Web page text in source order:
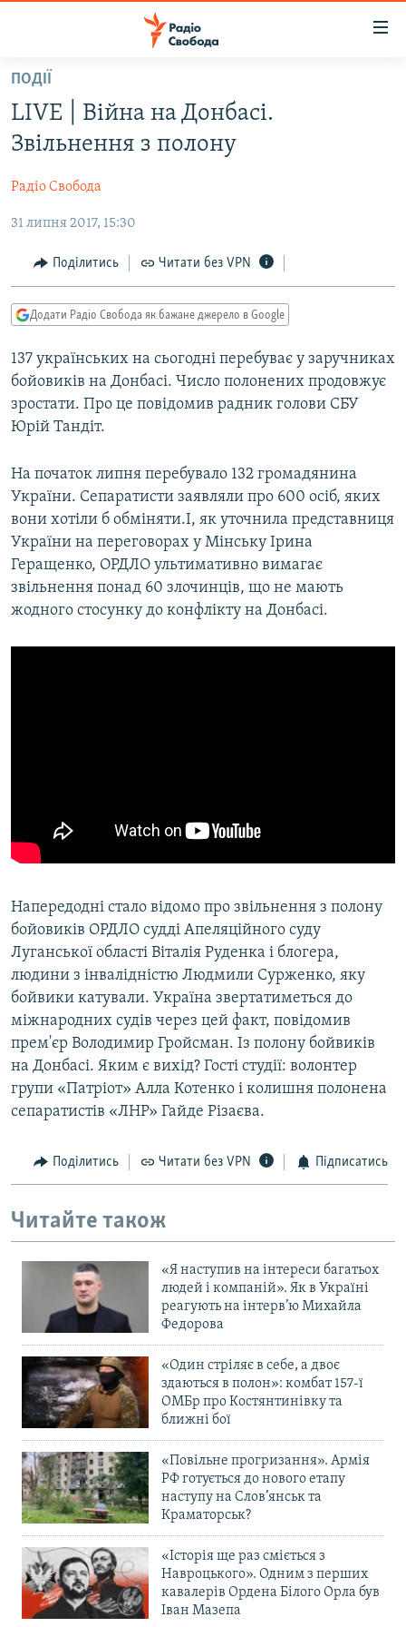
Перейти
основного
матеріалу
до
навігації
Перейти
пошуку
РАДІО СВОБОДА – 70 РОКІВ
ВСЕ ЗА ДОБУ
ПОЛІТИКА
ЕКОНОМІКА
СУСПІЛЬСТВО
СПОРТ
УКРАЇНА
ВІЙНА
РОСІЙСЬКА «ФІЛЬТРАЦІЯ»
ДОНБАС.РЕАЛІЇ
КРИМ.РЕАЛІЇ
ТИ ЯК?
СХЕМИ
КИТАЙ.ВИКЛИКИ
МУЛЬТИМЕДІА
СПЕЦПРОЄКТИ
ПОДКАСТИ
КРИМ РЕАЛІЇ
РУС
Усі сайти RFE/RL
ПОДІЇ
LIVE | Війна на Донбасі.
Звільнення з полону
Радіо Свобода
31 липня 2017, 15:30
Поділитись Читати без VPN
Додати Радіо Свобода як бажане джерело в Google
137 українських на сьогодні перебуває у заручниках
бойовиків на Донбасі. Число полонених продовжує
зростати. Про це повідомив радник голови СБУ
Юрій Тандіт.
На початок липня перебувало 132 громадянина
України. Сепаратисти заявляли про 600 осіб, яких
вони хотіли б обміняти.І, як уточнила представниця
України на переговорах у Мінську Ірина
Геращенко, ОРДЛО ультимативно вимагає
звільнення понад 60 злочинців, що не мають
жодного стосунку до конфлікту на Донбасі.
Напередодні стало відомо про звільнення з полону
бойовиків ОРДЛО судді Апеляційного суду
Луганської області Віталія Руденка і блогера,
людини з інвалідністю Людмили Сурженко, яку
бойвики катували. Україна звертатиметься до
міжнародних судів через цей факт, повідомив
прем'єр Володимир Гройсман. Із полону бойвиків
на Донбасі. Яким є вихід? Гості студії: волонтер
групи «Патріот» Алла Котенко і колишня полонена
сепаратистів «ЛНР» Гайде Різаєва.
Поділитись Читати без VPN Підписатись
Читайте також
«Я наступив на інтереси багатьох
людей і компаній». Як в Україні
реагують на інтерв’ю Михайла
Федорова
«Один стріляє в себе, а двоє
здаються в полон»: комбат 157-ї
ОМБр про Костянтинівку та
ближні бої
«Повільне прогризання». Армія
РФ готується до нового етапу
наступу на Слов’янськ та
Краматорськ?
«Історія ще раз сміється з
Навроцького». Одним з перших
кавалерів Ордена Білого Орла був
Іван Мазепа